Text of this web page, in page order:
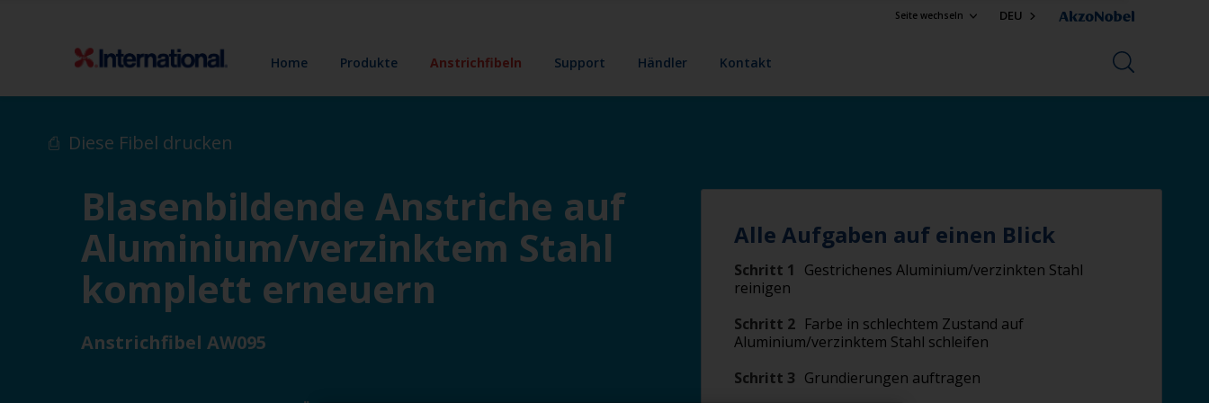
Seite wechseln DEU
Home Produkte Anstrichfibeln Support Händler Kontakt
Diese Fibel drucken
Blasenbildende Anstriche auf
Aluminium/verzinktem Stahl
komplett erneuern
Anstrichfibel AW095
Alle Aufgaben auf einen Blick
Schritt 1
Gestrichenes Aluminium/verzinkten Stahl
reinigen
Schritt 2 Farbe in schlechtem Zustand auf
Aluminium/verzinktem Stahl schleifen
Schritt 3 Grundierungen auftragen